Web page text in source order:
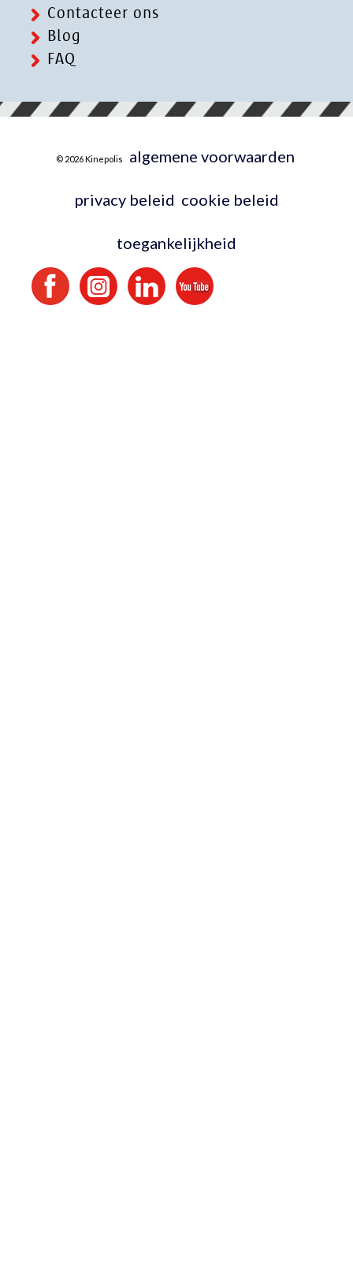
Contacteer ons
Blog
FAQ
© 2026 Kinepolis algemene voorwaarden
privacy beleid cookie beleid
toegankelijkheid